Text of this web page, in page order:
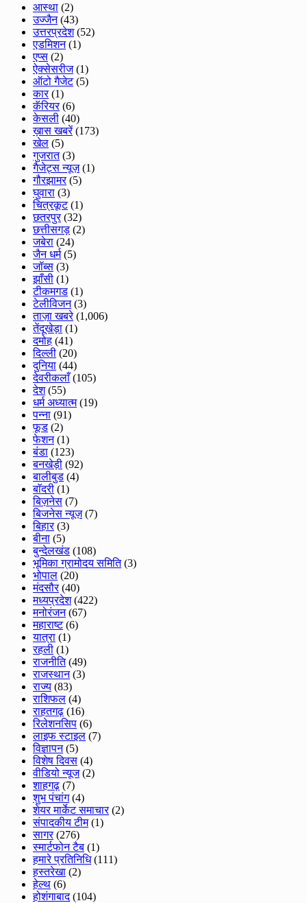
आस्था (2)
उज्जैन(43)
उत्तरप्रदेश(52)
एडमिशन(1)
एप्स (2)
ऐक्सेसरीज(1)
ऑटो गैजेट(5)
कार(1)
कॅरियर(6)
केसली (40)
ख़ास खबरें(173)
खेल (5)
गुजरात(3)
गैजेट्स न्यूज़(1)
गौरझामर(5)
घुवारा (3)
चित्रकूट(1)
छतरपुर(32)
छत्तीसगड़ (2)
जबेरा (24)
जैन धर्म(5)
जॉब्स (3)
झाँसी (1)
टीकमगड (1)
टेलीविजन(3)
ताज़ा खबरे(1,006)
तेंदूखेड़ा (1)
दमोह (41)
दिल्ली (20)
दुनिया (44)
देवरीकलाँ(105)
देश(55)
धर्म अध्यात्म(19)
पन्ना (91)
फूड (2)
फेशन(1)
बंडा (123)
बनखेड़ी (92)
बालीबुड (4)
बाॅदरी (1)
बिज़नेस (7)
बिजनेस न्यूज़(7)
बिहार(3)
बीना (5)
बुन्देलखंड (108)
भूमिका ग्रामोदय समिति(3)
भोपाल (20)
मंदसौर(40)
मध्यप्रदेश(422)
मनोरंजन(67)
महाराष्ट(6)
यात्रा (1)
रहली (1)
राजनीति(49)
राजस्थान(3)
राज्य (83)
राशिफल (4)
राहतगढ़ (16)
रिलेशनसिप (6)
लाइफ स्टाइल (7)
विज्ञापन(5)
विशेष दिवस (4)
वीडियो न्यूज(2)
शाहगढ़ (7)
शुभ पंचांग(4)
शेयर मार्केट समाचार(2)
संपादकीय टीम(1)
सागर(276)
स्मार्टफोन टैब (1)
हमारे प्रतिनिधि(111)
हस्तरेखा (2)
हेल्थ (6)
होशंगाबाद(104)